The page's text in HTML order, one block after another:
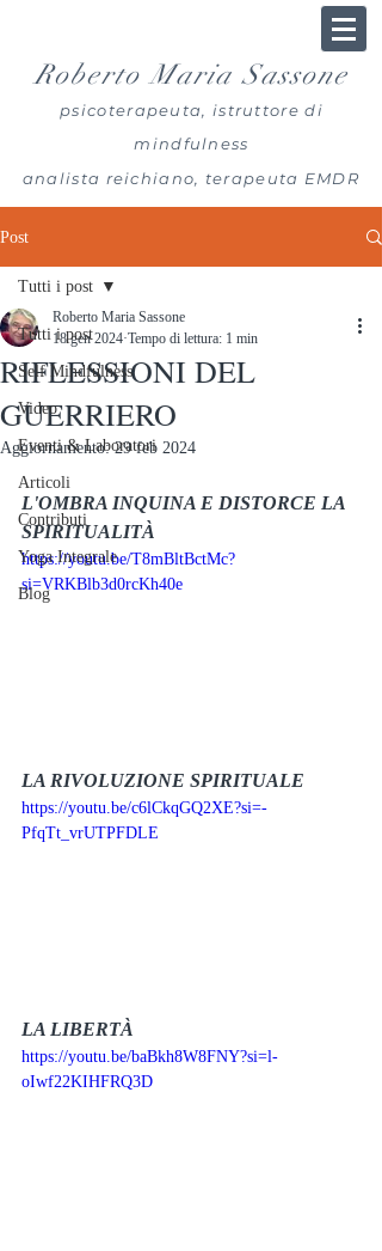
Roberto Maria Sassone
psicoterapeuta, istruttore di
mindfulness
analista reichiano, terapeuta EMDR
Post
Tutti i post
Self Mindfulness
Video
Eventi & Laboratori
Articoli
Contributi
Yoga Integrale
Blog
Tutti i post
RIFLESSIONI DEL
GUERRIERO
Roberto Maria Sassone
18 gen 2024 Tempo di lettura: 1 min
Aggiornamento:29 feb 2024
L'OMBRA INQUINA E DISTORCE LA
SPIRITUALITÀ
https://youtu.be/T8mBltBctMc?
si=VRKBlb3d0rcKh40e
LA RIVOLUZIONE SPIRITUALE
https://youtu.be/c6lCkqGQ2XE?si=-
PfqTt_vrUTPFDLE
LA LIBERTÀ
https://youtu.be/baBkh8W8FNY?si=l-
oIwf22KIHFRQ3D